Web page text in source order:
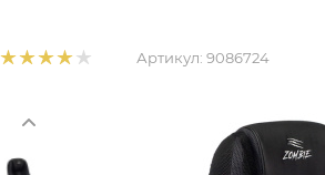
Артикул: 9086724